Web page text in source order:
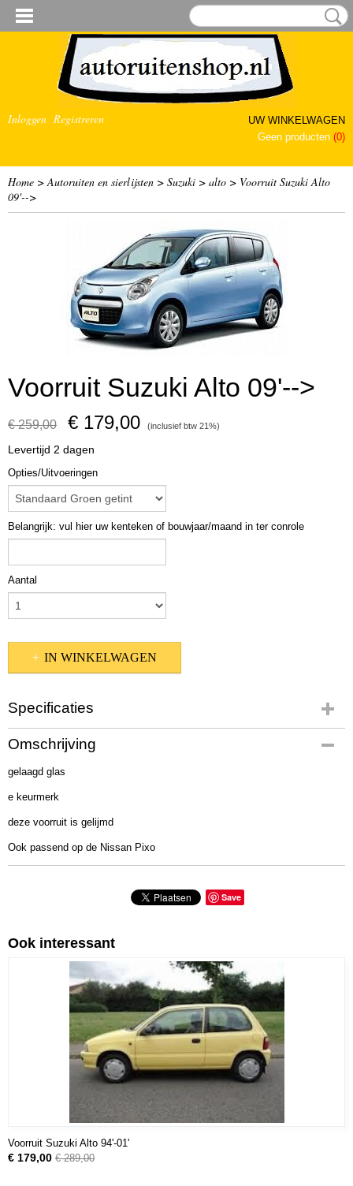
Inloggen Registreren
UW WINKELWAGEN
Geen producten (0)
Home >Autoruiten en sierlijsten > Suzuki > alto > Voorruit Suzuki Alto
09'-->
Voorruit Suzuki Alto 09'-->
€ 259,00 € 179,00 (inclusief btw 21%)
Levertijd 2 dagen
Opties/Uitvoeringen
Belangrijk: vul hier uw kenteken of bouwjaar/maand in ter conrole
Aantal
IN WINKELWAGEN
Specificaties
Productcode
325-698
Omschrijving
gelaagd glas
e keurmerk
deze voorruit is gelijmd
Ook passend op de Nissan Pixo
Save
Ook interessant
Voorruit Suzuki Alto 94'-01'
€ 179,00 € 289,00